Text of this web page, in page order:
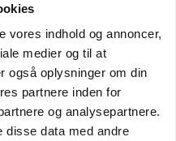
vores indhold og annoncer,
medier og til at
også oplysninger om din
partnere inden for
og analysepartnere.
disse data med andre
ens